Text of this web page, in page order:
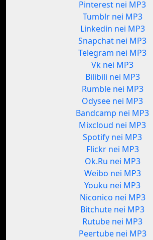
Pinterest nei MP3
Tumblr nei MP3
Linkedin nei MP3
Snapchat nei MP3
Telegram nei MP3
Vk nei MP3
Bilibili nei MP3
Rumble nei MP3
Odysee nei MP3
Bandcamp nei MP3
Mixcloud nei MP3
Spotify nei MP3
Flickr nei MP3
Ok.Ru nei MP3
Weibo nei MP3
Youku nei MP3
Niconico nei MP3
Bitchute nei MP3
Rutube nei MP3
Peertube nei MP3